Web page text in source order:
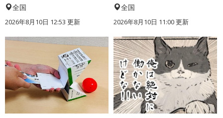
全国
2026年8月10日 12:53 更新
全国
2026年8月10日 11:00更新